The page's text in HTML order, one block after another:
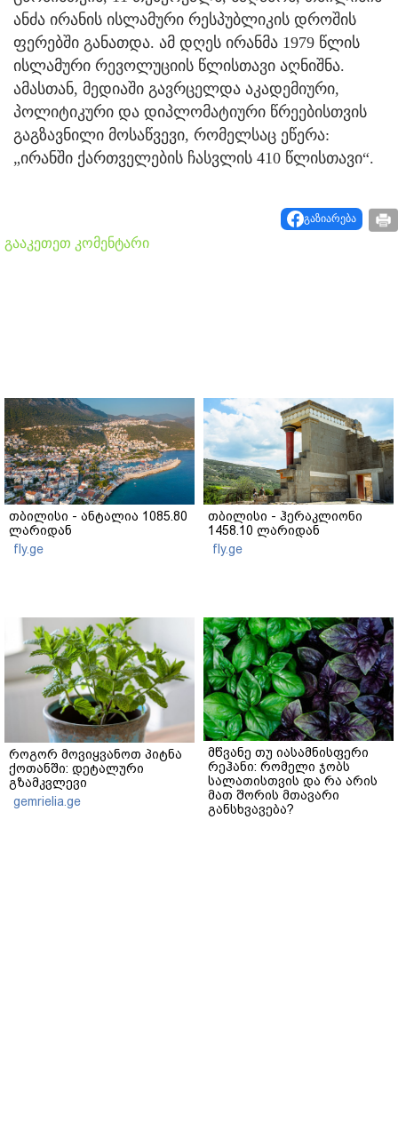
ანძა ირანის ისლამური რესპუბლიკის დროშის
ფერებში განათდა. ამ დღეს ირანმა 1979 წლის
ისლამური რევოლუციის წლისთავი აღნიშნა.
ამასთან, მედიაში გავრცელდა აკადემიური,
პოლიტიკური და დიპლომატიური წრეებისთვის
გაგზავნილი მოსაწვევი, რომელსაც ეწერა:
„ირანში ქართველების ჩასვლის 410 წლისთავი“.
გაზიარება
გააკეთეთ კომენტარი
თბილისი - ანტალია 1085.80
ლარიდან
fly.ge
თბილისი - ჰერაკლიონი
1458.10 ლარიდან
fly.ge
როგორ მოვიყვანოთ პიტნა
ქოთანში: დეტალური
გზამკვლევი
gemrielia.ge
მწვანე თუ იასამნისფერი
რეჰანი: რომელი ჯობს
სალათისთვის და რა არის
მათ შორის მთავარი
განსხვავება?